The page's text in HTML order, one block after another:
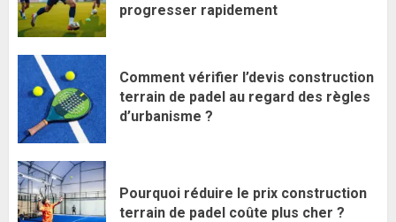
progresser rapidement
Comment vérifier l’devis construction
terrain de padel au regard des règles
d’urbanisme ?
Pourquoi réduire le prix construction
terrain de padel coûte plus cher ?